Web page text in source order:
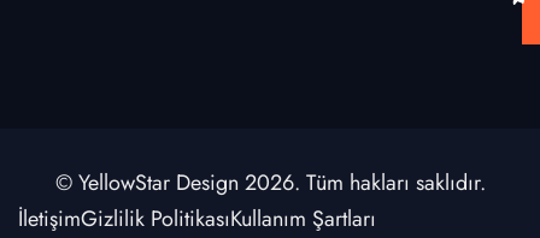
© YellowStar Design 2026. Tüm hakları saklıdır.
İletişimGizlilik PolitikasıKullanım Şartları